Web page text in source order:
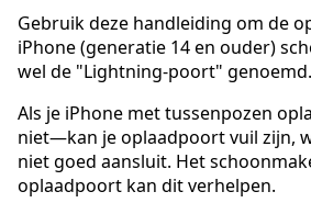
Gebruik deze handleiding om de
iPhone (generatie 14 en ouder)
wel de "Lightning-poort" genoemd.
Als je iPhone met tussenpozen
niet—kan je oplaadpoort vuil zijn,
niet goed aansluit. Het
oplaadpoort kan dit verhelpen.